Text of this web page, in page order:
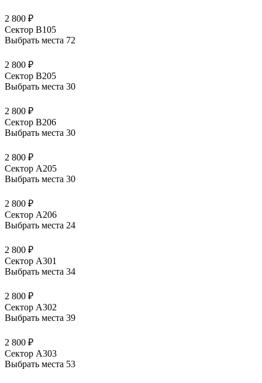
2 800 ₽
Сектор В105
Выбрать места 72
2 800 ₽
Сектор В205
Выбрать места 30
2 800 ₽
Сектор В206
Выбрать места 30
2 800 ₽
Сектор А205
Выбрать места 30
2 800 ₽
Сектор А206
Выбрать места 24
2 800 ₽
Сектор А301
Выбрать места 34
2 800 ₽
Сектор А302
Выбрать места 39
2 800 ₽
Сектор А303
Выбрать места 53